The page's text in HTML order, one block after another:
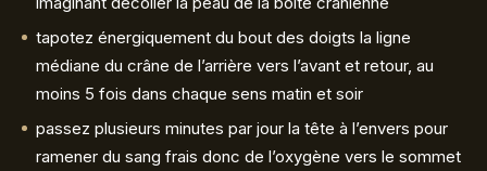
tapotez énergiquement du bout des doigts la ligne
médiane du crâne de l’arrière vers l’avant et retour, au
moins 5 fois dans chaque sens matin et soir
passez plusieurs minutes par jour la tête à l’envers pour
ramener du sang frais donc de l’oxygène vers le sommet